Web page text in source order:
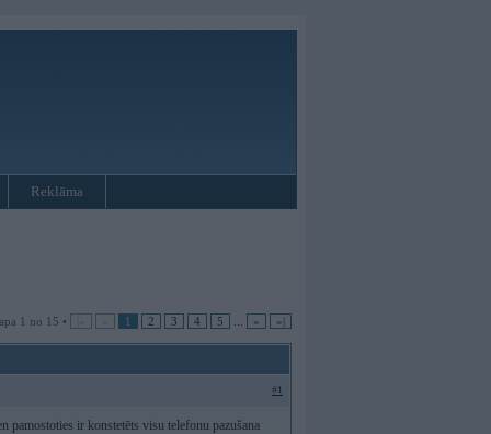
Reklāma
1 no 15 • |« « 1 2 3 4 5 » »|
#1
pamostoties ir konstetēts visu telefonu pazušana